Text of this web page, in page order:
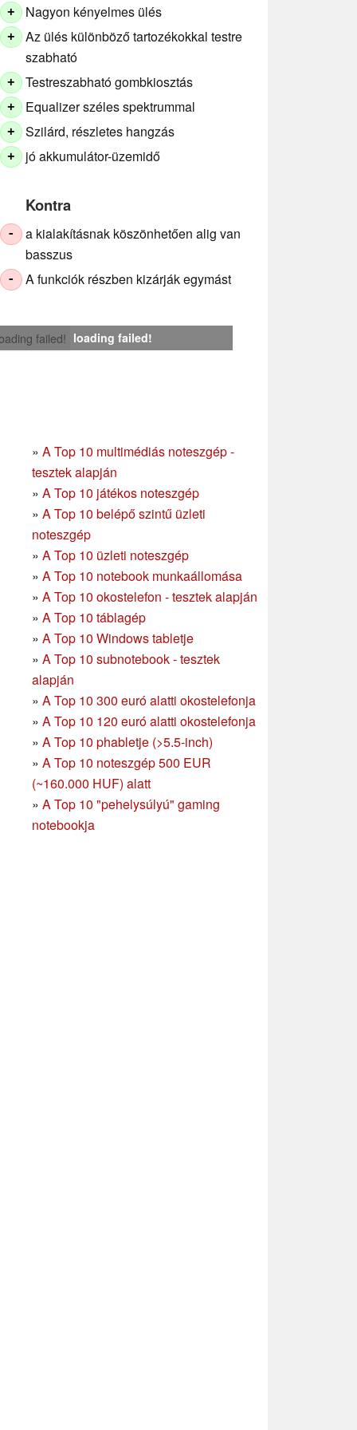
+ Nagyon kényelmes ülés
+
Az ülés különböző tartozékokkal testre
szabható
+ Testreszabható gombkiosztás
+ Equalizer széles spektrummal
+ Szilárd, részletes hangzás
+ jó akkumulátor-üzemidő
Kontra
-
a kialakításnak köszönhetően alig van
basszus
- A funkciók részben kizárják egymást
failed! loading failed!
» A Top 10 multimédiás noteszgép -
tesztek alapján
» A Top 10 játékos noteszgép
» A Top 10 belépő szintű üzleti
noteszgép
» A Top 10 üzleti noteszgép
» A Top 10 notebook munkaállomása
» A Top 10 okostelefon - tesztek alapján
» A Top 10 táblagép
» A Top 10 Windows tabletje
» A Top 10 subnotebook - tesztek
alapján
» A Top 10 300 euró alatti okostelefonja
» A Top 10 120 euró alatti okostelefonja
» A Top 10 phabletje (>5.5-inch)
» A Top 10 noteszgép 500 EUR
(~160.000 HUF) alatt
» A Top 10 "pehelysúlyú" gaming
notebookja